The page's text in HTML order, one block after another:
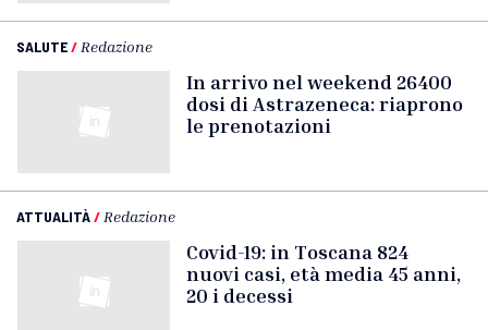
SALUTE/ Redazione
In arrivo nel weekend 26400
dosi di Astrazeneca: riaprono
le prenotazioni
ATTUALITÀ/ Redazione
Covid-19: in Toscana 824
nuovi casi, età media 45 anni,
20 i decessi